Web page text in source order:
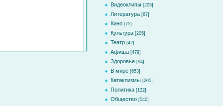
Видеоклипы [205]
Литература [67]
Кино [75]
Культура [205]
Театр [42]
Афиша [479]
Здоровье [94]
В мире [653]
Катаклизмы [205]
Политика [122]
Общество [540]